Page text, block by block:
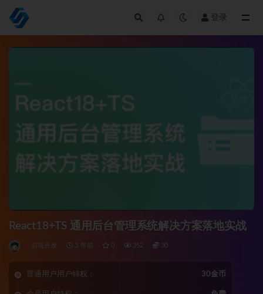
登录
React18+TS 通用后台管理系统解决方案落地实战
前端开发 3 年前 0 352 30
普通用户用户特权： 30金币